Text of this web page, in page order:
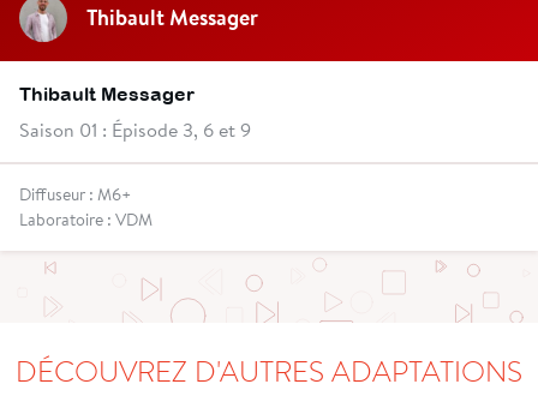
Thibault Messager
Thibault Messager
Saison 01 : Épisode 3, 6 et 9
Diffuseur : M6+
Laboratoire : VDM
DÉCOUVREZ D'AUTRES ADAPTATIONS